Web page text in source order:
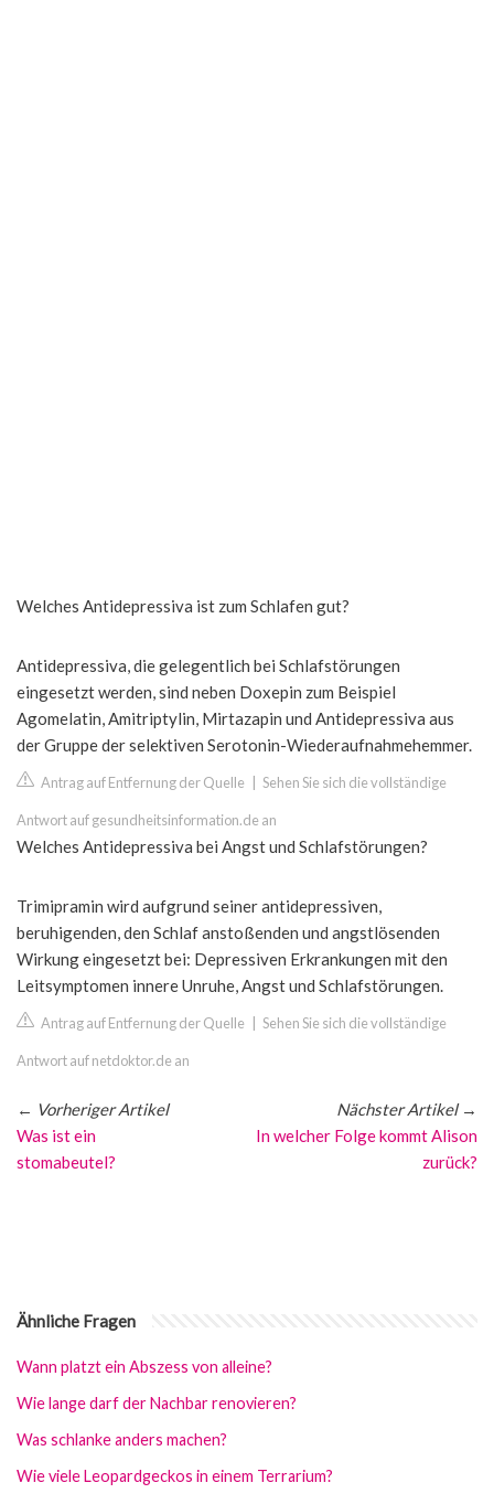
Welches Antidepressiva ist zum Schlafen gut?
Antidepressiva, die gelegentlich bei Schlafstörungen
eingesetzt werden, sind neben Doxepin zum Beispiel
Agomelatin, Amitriptylin, Mirtazapin und Antidepressiva aus
der Gruppe der selektiven Serotonin-Wiederaufnahmehemmer.
Antrag auf Entfernung der Quelle Sehen Sie sich die vollständige
Antwort auf gesundheitsinformation.de an
Welches Antidepressiva bei Angst und Schlafstörungen?
Trimipramin wird aufgrund seiner antidepressiven,
beruhigenden, den Schlaf anstoßenden und angstlösenden
Wirkung eingesetzt bei: Depressiven Erkrankungen mit den
Leitsymptomen innere Unruhe, Angst und Schlafstörungen.
Antrag auf Entfernung der Quelle Sehen Sie sich die vollständige
Antwort auf netdoktor.de an
← Vorheriger Artikel
Was ist ein
stomabeutel?
Nächster Artikel→
In welcher Folge kommt Alison
zurück?
Ähnliche Fragen
Wann platzt ein Abszess von alleine?
Wie lange darf der Nachbar renovieren?
Was schlanke anders machen?
Wie viele Leopardgeckos in einem Terrarium?